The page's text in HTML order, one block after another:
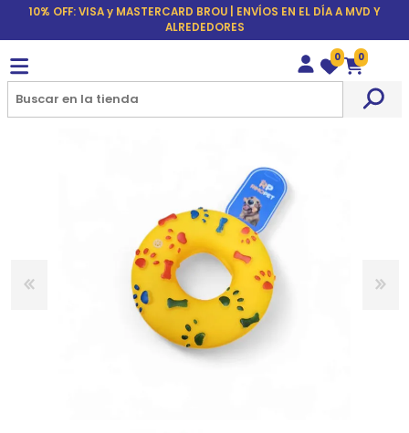
10% OFF: VISA y MASTERCARD BROU | ENVÍOS EN EL DÍA A MVD Y
ALREDEDORES
Wishlist
0
Carrito
0